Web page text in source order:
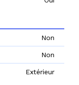
Non
Non
Extérieur